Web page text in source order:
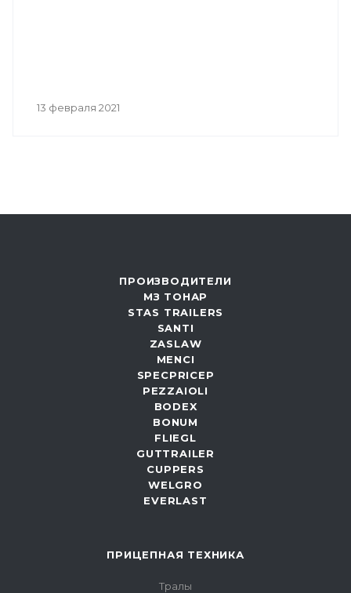
13 февраля 2021
ПРОИЗВОДИТЕЛИ
МЗ ТОНАР
STAS TRAILERS
SANTI
ZASLAW
MENCI
SPECPRICEP
PEZZAIOLI
BODEX
BONUM
FLIEGL
GUTTRAILER
CUPPERS
WELGRO
EVERLAST
ПРИЦЕПНАЯ ТЕХНИКА
Тралы